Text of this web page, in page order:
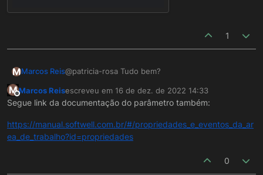
1
MMarcos Reis@patricia-rosa Tudo bem?
Para você realizar cálculos com uma melhor
precisão na camada servidor, existe um parâmetro
UsarMultiplicaçãoComAltaPrecisãoDecimal
com o valortrue, abaixo o exemplo de utilização:
M
Offline
Marcos Reisescreveu em 16 de dez. de 2022 14:33
última edição por
Segue link da documentação do parâmetro também:
https://manual.softwell.com.br/#/propriedades_e_eventos_da_ar
ea_de_trabalho?id=propriedades
0